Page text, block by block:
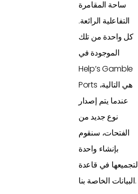
ساحة المقامرة
التفاعلية الرائعة.
كل واحدة من تلك
الموجودة في
Help’s Gamble
Ports هي التالية،
عندما يتم إصدار
نوع جديد من
الفتحات، سنقوم
بإنشاء واحدة
لتجميعها في قاعدة
البيانات الخاصة بنا.